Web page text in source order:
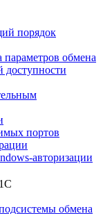
порядок
параметров обмена
доступности
портов
авторизации
обмена